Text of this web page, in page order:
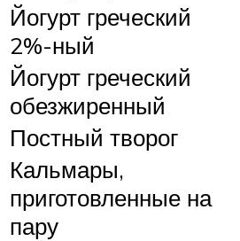
Йогурт греческий
2%-ный
Йогурт греческий
обезжиренный
Постный творог
Кальмары,
приготовленные на
пару